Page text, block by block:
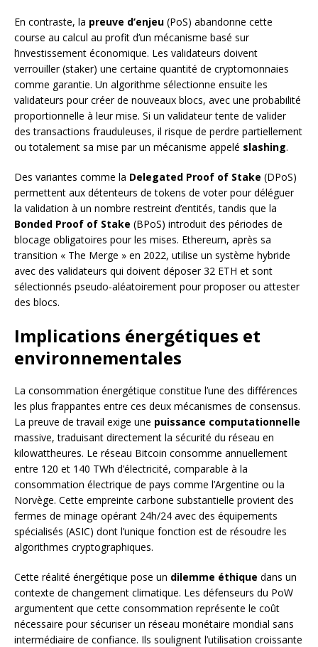
En contraste, la preuve d’enjeu (PoS) abandonne cette
course au calcul au profit d’un mécanisme basé sur
l’investissement économique. Les validateurs doivent
verrouiller (staker) une certaine quantité de cryptomonnaies
comme garantie. Un algorithme sélectionne ensuite les
validateurs pour créer de nouveaux blocs, avec une probabilité
proportionnelle à leur mise. Si un validateur tente de valider
des transactions frauduleuses, il risque de perdre partiellement
ou totalement sa mise par un mécanisme appelé slashing.
Des variantes comme la Delegated Proof of Stake (DPoS)
permettent aux détenteurs de tokens de voter pour déléguer
la validation à un nombre restreint d’entités, tandis que la
Bonded Proof of Stake (BPoS) introduit des périodes de
blocage obligatoires pour les mises. Ethereum, après sa
transition « The Merge » en 2022, utilise un système hybride
avec des validateurs qui doivent déposer 32 ETH et sont
sélectionnés pseudo-aléatoirement pour proposer ou attester
des blocs.
Implications énergétiques et
environnementales
La consommation énergétique constitue l’une des différences
les plus frappantes entre ces deux mécanismes de consensus.
La preuve de travail exige une puissance computationnelle
massive, traduisant directement la sécurité du réseau en
kilowattheures. Le réseau Bitcoin consomme annuellement
entre 120 et 140 TWh d’électricité, comparable à la
consommation électrique de pays comme l’Argentine ou la
Norvège. Cette empreinte carbone substantielle provient des
fermes de minage opérant 24h/24 avec des équipements
spécialisés (ASIC) dont l’unique fonction est de résoudre les
algorithmes cryptographiques.
Cette réalité énergétique pose un dilemme éthique dans un
contexte de changement climatique. Les défenseurs du PoW
argumentent que cette consommation représente le coût
nécessaire pour sécuriser un réseau monétaire mondial sans
intermédiaire de confiance. Ils soulignent l’utilisation croissante